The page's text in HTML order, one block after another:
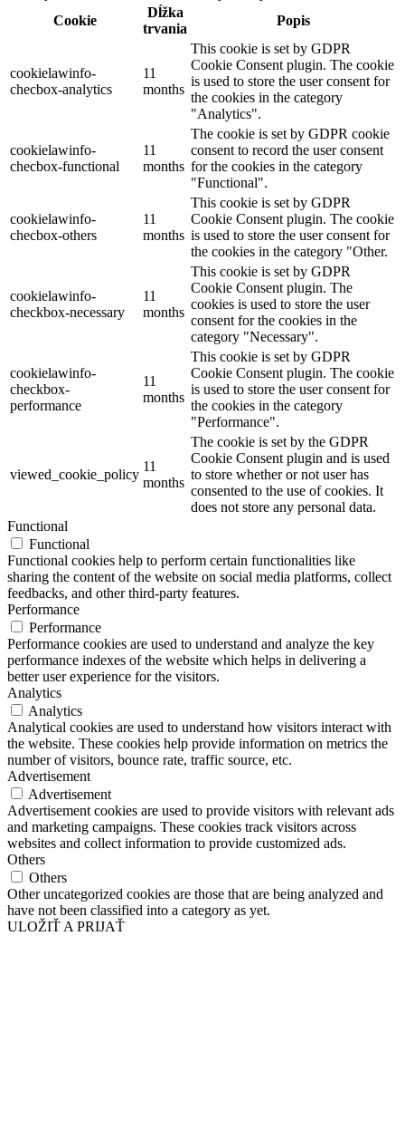
Cookie
Dĺžka
trvania
Popis
cookielawinfo-
checbox-analytics
11
months
This cookie is set by GDPR
Cookie Consent plugin. The cookie
is used to store the user consent for
the cookies in the category
"Analytics".
cookielawinfo-
checbox-functional
11
months
The cookie is set by GDPR cookie
consent to record the user consent
for the cookies in the category
"Functional".
cookielawinfo-
checbox-others
11
months
This cookie is set by GDPR
Cookie Consent plugin. The cookie
is used to store the user consent for
the cookies in the category "Other.
cookielawinfo-
checkbox-necessary
11
months
This cookie is set by GDPR
Cookie Consent plugin. The
cookies is used to store the user
consent for the cookies in the
category "Necessary".
cookielawinfo-
checkbox-
performance
11
months
This cookie is set by GDPR
Cookie Consent plugin. The cookie
is used to store the user consent for
the cookies in the category
"Performance".
viewed_cookie_policy
11
months
The cookie is set by the GDPR
Cookie Consent plugin and is used
to store whether or not user has
consented to the use of cookies. It
does not store any personal data.
Functional
Functional
Functional cookies help to perform certain functionalities like
sharing the content of the website on social media platforms, collect
feedbacks, and other third-party features.
Performance
Performance
Performance cookies are used to understand and analyze the key
performance indexes of the website which helps in delivering a
better user experience for the visitors.
Analytics
Analytics
Analytical cookies are used to understand how visitors interact with
the website. These cookies help provide information on metrics the
number of visitors, bounce rate, traffic source, etc.
Advertisement
Advertisement
Advertisement cookies are used to provide visitors with relevant ads
and marketing campaigns. These cookies track visitors across
websites and collect information to provide customized ads.
Others
Others
Other uncategorized cookies are those that are being analyzed and
have not been classified into a category as yet.
ULOŽIŤ A PRIJAŤ